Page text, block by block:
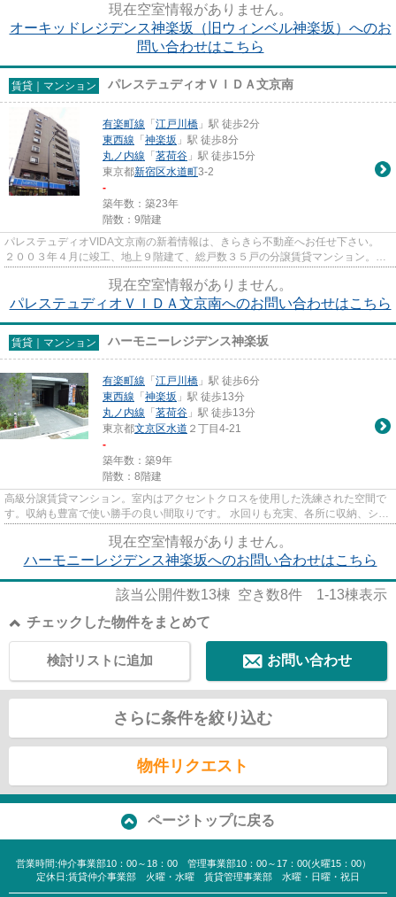
現在空室情報がありません。
オーキッドレジデンス神楽坂（旧ウィンベル神楽坂）へのお
問い合わせはこちら
賃貸｜マンション パレステュディオＶＩＤＡ文京南
有楽町線 「 江戸川橋 」駅 徒歩2分
東西線 「 神楽坂 」駅 徒歩8分
丸ノ内線 「 茗荷谷 」駅 徒歩15分
東京都新宿区水道町3-2
-
築年数：築23年
階数：9階建
パレステュディオVIDA文京南の新着情報は、きらきら不動産へお任せ下さい。
２００３年４月に竣工、地上９階建て、総戸数３５戸の分譲賃貸マンション。有
現在空室情報がありません。
パレステュディオＶＩＤＡ文京南へのお問い合わせはこちら
賃貸｜マンション ハーモニーレジデンス神楽坂
有楽町線 「 江戸川橋 」駅 徒歩6分
東西線 「 神楽坂 」駅 徒歩13分
丸ノ内線 「 茗荷谷 」駅 徒歩13分
東京都文京区水道 ２丁目4-21
-
築年数：築9年
階数：8階建
高級分譲賃貸マンション。室内はアクセントクロスを使用した洗練された空間で
す。収納も豊富で使い勝手の良い間取りです。 水回りも充実、各所に収納、シャ
現在空室情報がありません。
ハーモニーレジデンス神楽坂へのお問い合わせはこちら
該当公開件数13棟 空き数8件 1-13棟表示
チェックした物件をまとめて
お問い合わせ
検討リストに追加
さらに条件を絞り込む
物件リクエスト
ページトップに戻る
営業時間:仲介事業部10：00～18：00 管理事業部10：00～17：00(火曜15：00）
定休日:賃貸仲介事業部 火曜・水曜 賃貸管理事業部 水曜・日曜・祝日